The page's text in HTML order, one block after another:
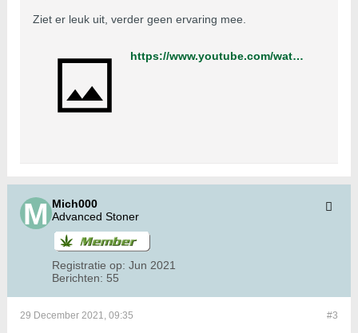
Ziet er leuk uit, verder geen ervaring mee.
https://www.youtube.com/watch?v=-XVa-qAo8BQ&t=195s
Mich000
Advanced Stoner
Registratie op: Jun 2021
Berichten: 55
#3
29 December 2021, 09:35